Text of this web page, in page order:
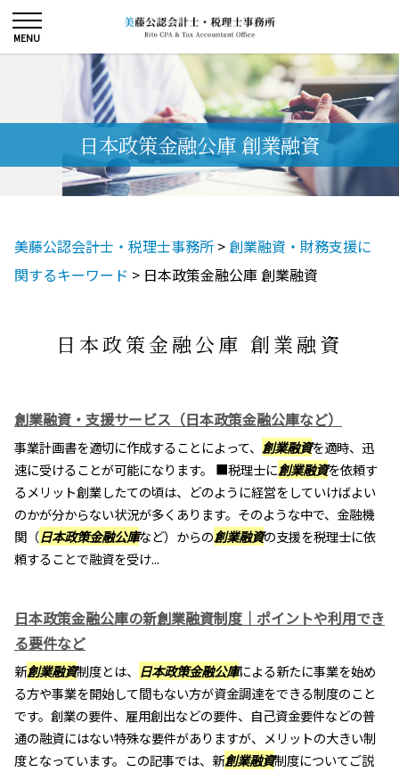
日本政策金融公庫 創業融資
美藤公認会計士・税理士事務所 > 創業融資・財務支援に
関するキーワード > 日本政策金融公庫 創業融資
日本政策金融公庫 創業融資
創業融資・支援サービス（日本政策金融公庫など）
事業計画書を適切に作成することによって、 創業融資を適時、迅
速に受けることが可能になります。 ■税理士に創業融資を依頼す
るメリット創業したての頃は、どのように経営をしていけばよい
のかが分からない状況が多くあります。そのような中で、金融機
関（日本政策金融公庫など）からの創業融資の支援を税理士に依
頼することで融資を受け...
日本政策金融公庫の新創業融資制度｜ポイントや利用でき
る要件など
新創業融資制度とは、 日本政策金融公庫による新たに事業を始め
る方や事業を開始して間もない方が資金調達をできる制度のこと
です。創業の要件、雇用創出などの要件、自己資金要件などの普
通の融資にはない特殊な要件がありますが、メリットの大きい制
度となっています。この記事では、新創業融資制度についてご説